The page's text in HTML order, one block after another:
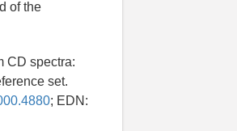
of the
CD spectra:
set.
; EDN: